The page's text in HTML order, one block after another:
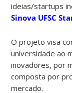
ideias/startups
Sinova UFSC
O projeto visa
universidade ao
inovadores, por
composta por
mercado.